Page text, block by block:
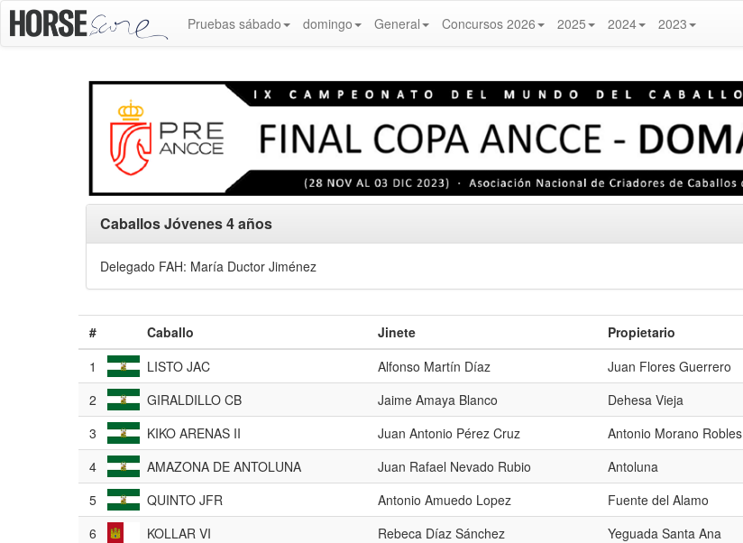
Pruebas sábado domingo General Concursos 2026 2025 2024 2023
Caballos Jóvenes 4 años
Delegado FAH: María Ductor Jiménez
# Caballo Jinete Propietario
1
LISTO JAC Alfonso Martín Díaz Juan Flores Guerrero
2
GIRALDILLO CB Jaime Amaya Blanco Dehesa Vieja
3
KIKO ARENAS II Juan Antonio Pérez Cruz Antonio Morano Robles
4
AMAZONA DE ANTOLUNA Juan Rafael Nevado Rubio Antoluna
5
QUINTO JFR Antonio Amuedo Lopez Fuente del Alamo
6
KOLLAR VI Rebeca Díaz Sánchez Yeguada Santa Ana